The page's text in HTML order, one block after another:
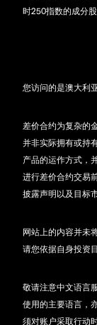
时250指数的成分股
您访问的是澳大利
差价合约为复杂的
并非实际拥有或持
产品的运作方式，
进行差价合约交易
披露声明以及目标
网站上的内容并未
请您依据自身投资
敬请注意中文语言
使用的主要语言，
须对账户采取行动